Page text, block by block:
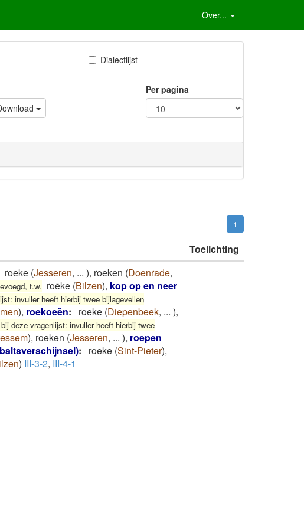
Over...
Dialectlijst
Per pagina
1
Toelichting
roeke (Jesseren, ... ), roeken (Doenrade,
t.w. roēke (Bilzen), kop op en neer
invuller heeft hierbij twee bijlagevellen
), roekoeën: roeke (Diepenbeek, ... ),
deze vragenlijst: invuller heeft hierbij twee
), roeken (Jesseren, ... ), roepen
: roeke (Sint-Pieter),
) III-3-2, III-4-1